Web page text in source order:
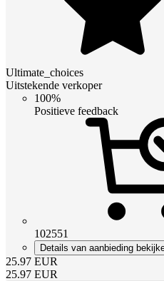
Ultimate_choices
Uitstekende verkoper
100%
Positieve feedback
102551
Details van aanbieding
25.97 EUR
25.97 EUR